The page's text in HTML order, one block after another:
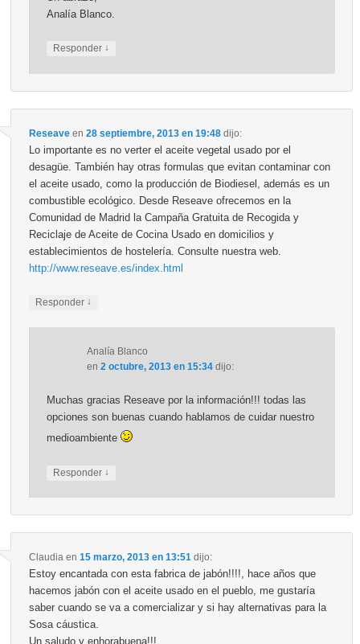
Analía Blanco.
Responder ↓
Reseaveen 28 septiembre, 2013 en 19:48 dijo:
Lo importante es no verter el aceite vegetal usado por el
desagüe. También hay otras formulas que evitan contaminar con
el aceite usado, como la producción de Biodiesel, además es un
combustible ecológico. Desde Reseave ofrecemos en la
Comunidad de Madrid la Campaña Gratuita de Recogida y
Reciclaje de Aceite de Cocina Usado en domicilios y
establecimientos de hostelería. Consulte nuestra web.
http://www.reseave.es/index.html
Responder ↓
Analía Blanco
en 2 octubre, 2013 en 15:34 dijo:
Muchas gracias Reseave por la información!!! todas las
opciones son buenas cuando hablamos de cuidar nuestro
medioambiente
Responder ↓
Claudiaen 15 marzo, 2013 en 13:51 dijo:
Estoy encantada con esta fabrica de jabón!!!!, hace años que
hacemos jabón con el aceite usado en el pueblo, me gustaría
saber cuando se va a comercializar y si hay alternativas para la
Sosa cáustica.
Un saludo y enhorabuena!!!